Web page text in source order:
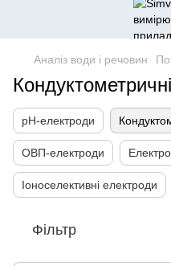
Аналіз води і речовин
pH-електроди
ОВП-електроди
Іоноселективні електроди
Фільтр